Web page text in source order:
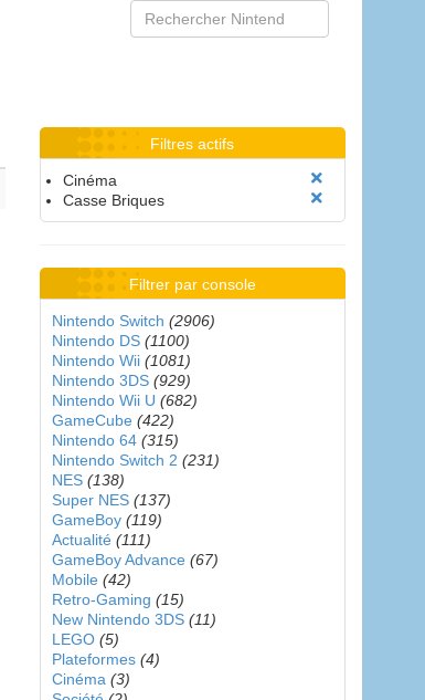
Filtres actifs
Cinéma
Casse Briques
Filtrer par console
Nintendo Switch (2906)
Nintendo DS (1100)
Nintendo Wii (1081)
Nintendo 3DS (929)
Nintendo Wii U (682)
GameCube (422)
Nintendo 64 (315)
Nintendo Switch 2 (231)
NES (138)
Super NES (137)
GameBoy (119)
Actualité (111)
GameBoy Advance (67)
Mobile (42)
Retro-Gaming (15)
New Nintendo 3DS (11)
LEGO (5)
Plateformes (4)
Cinéma (3)